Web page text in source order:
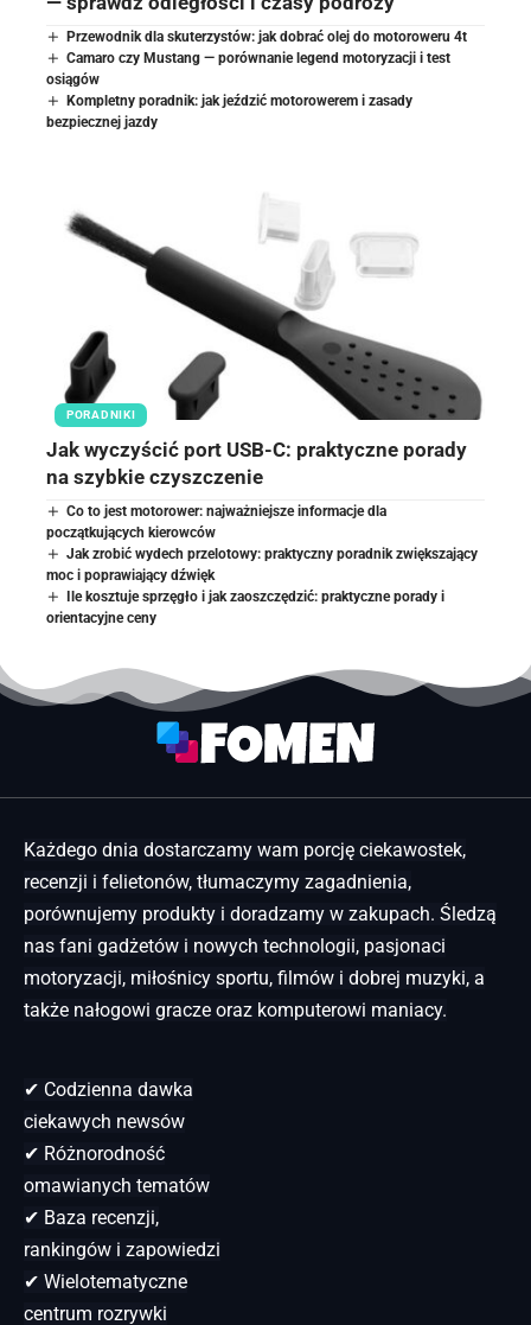
Przewodnik dla skuterzystów: jak dobrać olej do motoroweru 4t
Camaro czy Mustang — porównanie legend motoryzacji i test
osiągów
Kompletny poradnik: jak jeździć motorowerem i zasady
bezpiecznej jazdy
PORADNIKI
Jak wyczyścić port USB-C: praktyczne porady
na szybkie czyszczenie
Co to jest motorower: najważniejsze informacje dla
początkujących kierowców
Jak zrobić wydech przelotowy: praktyczny poradnik zwiększający
moc i poprawiający dźwięk
Ile kosztuje sprzęgło i jak zaoszczędzić: praktyczne porady i
orientacyjne ceny
Każdego dnia dostarczamy wam porcję ciekawostek,
recenzji i felietonów, tłumaczymy zagadnienia,
porównujemy produkty i doradzamy w zakupach. Śledzą
nas fani gadżetów i nowych technologii, pasjonaci
motoryzacji, miłośnicy sportu, filmów i dobrej muzyki, a
także nałogowi gracze oraz komputerowi maniacy.
✔ Codzienna dawka
ciekawych newsów
✔ Różnorodność
omawianych tematów
✔ Baza recenzji,
rankingów i zapowiedzi
✔ Wielotematyczne
centrum rozrywki